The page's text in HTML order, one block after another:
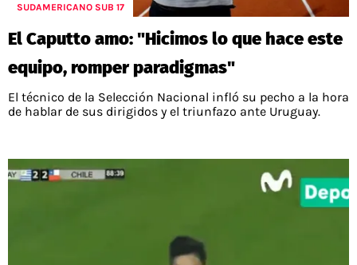
PALESTINO
UNION ESPAÑOLA
CAMPEONATO NACIONAL
GUÍAS
CÓDIGOS
PRONÓSTICOS
FÚTBOL INTERNACIONAL
COPA LIBERTADORES
COPA SUDAMERICANA
CHAMPIONS LEAGUE
CHILENOS POR EL MUNDO
ALEXIS SANCHEZ
DAMIAN PIZARRO
MERCADO DE FICHAJES
TENIS
FEMENINO
SUDAMERICANO SUB 17
El Caputto amo: "Hicimos lo que hace este
equipo, romper paradigmas"
El técnico de la Selección Nacional infló su pecho a la hora
de hablar de sus dirigidos y el triunfazo ante Uruguay.